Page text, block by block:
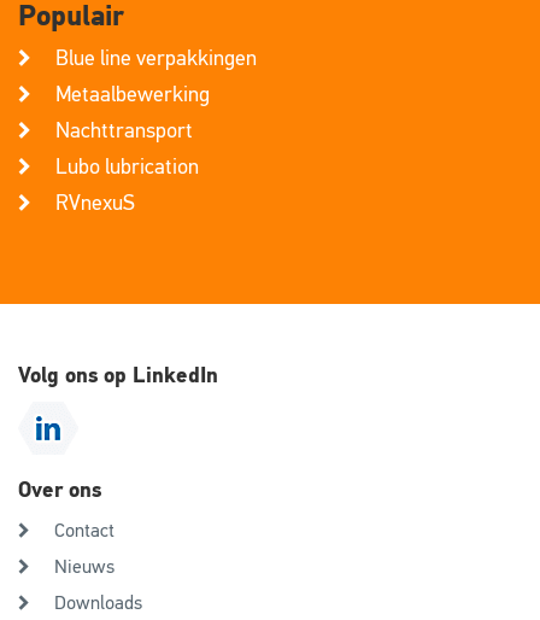
Populair
Blue line verpakkingen
Metaalbewerking
Nachttransport
Lubo lubrication
RVnexuS
Volg ons op LinkedIn
Over ons
Contact
Nieuws
Downloads